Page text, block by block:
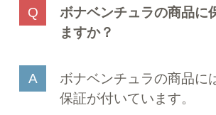
ボナベンチュラの商品に
ますか？
ボナベンチュラの商品に
保証が付いています。